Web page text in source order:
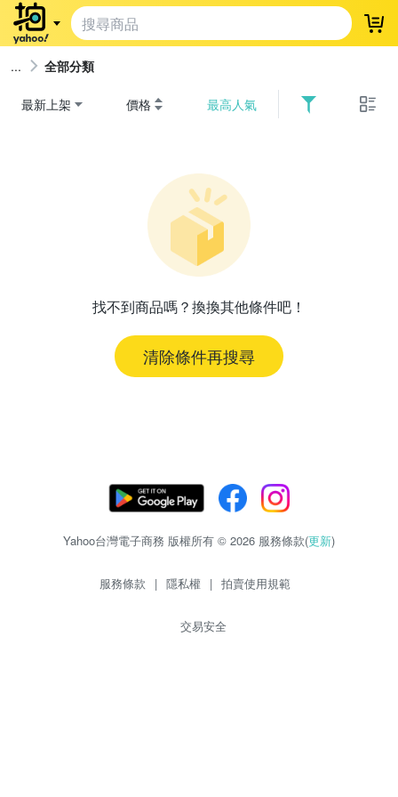
登
全部分類
最新上架 價格 最高人氣
找不到商品嗎？換換其他條件吧！
清除條件再搜尋
Yahoo台灣電子商務 版權所有 © 2026 服務條款(更新)
服務條款 | 隱私權 | 拍賣使用規範
交易安全